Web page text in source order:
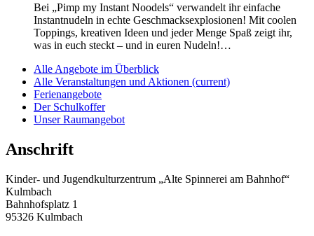
Bei „Pimp my Instant Noodels“ verwandelt ihr einfache
Instantnudeln in echte Geschmacksexplosionen! Mit coolen
Toppings, kreativen Ideen und jeder Menge Spaß zeigt ihr,
was in euch steckt – und in euren Nudeln!…
Alle Angebote im Überblick
Alle Veranstaltungen und Aktionen (current)
Ferienangebote
Der Schulkoffer
Unser Raumangebot
Anschrift
Kinder- und Jugendkulturzentrum „Alte Spinnerei am Bahnhof“
Kulmbach
Bahnhofsplatz 1
95326 Kulmbach